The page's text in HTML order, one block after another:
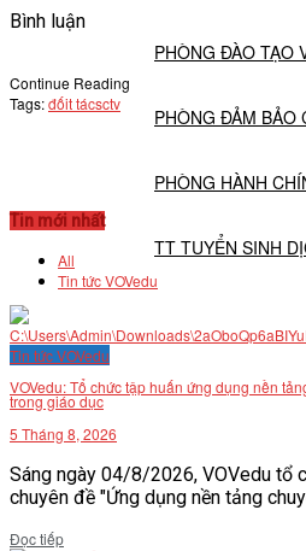
PHÒNG ĐÀO TẠO
PHÒNG ĐẢM BẢO
PHÒNG HÀNH
TT TUYỂN SINH
VĂN BẢN
THƯ VIỆN
Bình luận
Continue Reading
Tags:đốit tácsctv
Tin mới nhất
All
Tin tức VOVedu
Tin tức VOVedu
VOVedu: Tổ chức tập huấn ứng dụng nền
trong giáo dục
5 Tháng 8, 2026
Sáng ngày 04/8/2026, VOVedu tổ
chuyên đề "Ứng dụng nền tảng
Đọc tiếpDetails